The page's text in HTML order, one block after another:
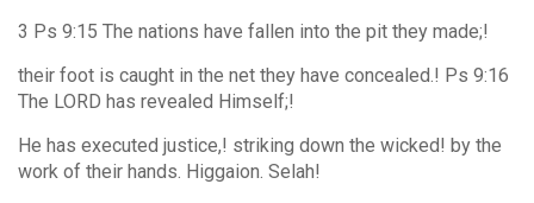
3 Ps 9:15 The nations have fallen into the pit they made;!
their foot is caught in the net they have concealed.! Ps 9:16
The LORD has revealed Himself;!
He has executed justice,! striking down the wicked! by the
work of their hands. Higgaion. Selah!